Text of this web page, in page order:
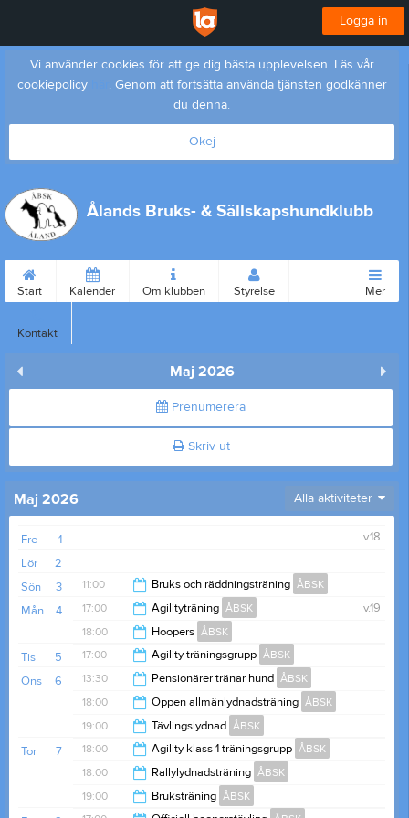
Logga in
Vi använder cookies för att ge dig bästa upplevelsen. Läs vår
cookiepolicy
. Genom att fortsätta använda tjänsten godkänner
du denna.
Okej
Ålands Bruks- & Sällskapshundklubb
Start Kalender Om klubben Styrelse
Kontakt
Mer
Maj 2026
Prenumerera
Skriv ut
Maj 2026 Alla aktiviteter
1
Fre
v.18
2
Lör
3
Sön 11:00 Bruks och räddningsträning ÅBSK
14:00
4
Mån v.19
17:00 Agilityträning ÅBSK
20:00
18:00 Hoopers ÅBSK
21:00
5
Tis 17:00 Agility träningsgrupp ÅBSK
21:00
6
Ons 13:30 Pensionärer tränar hund ÅBSK
15:00
18:00 Öppen allmänlydnadsträning ÅBSK
19:00
19:00 Tävlingslydnad ÅBSK
21:00
7
Tor 18:00 Agility klass 1 träningsgrupp ÅBSK
20:00
18:00 Rallylydnadsträning ÅBSK
19:00 Bruksträning ÅBSK